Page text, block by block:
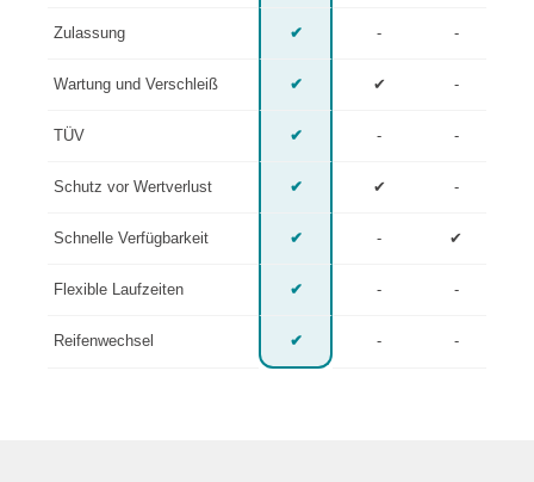
Zulassung ✔ - -
Wartung und Verschleiß ✔ ✔ -
TÜV ✔ - -
Schutz vor Wertverlust ✔ ✔ -
Schnelle Verfügbarkeit ✔ - ✔
Flexible Laufzeiten ✔ - -
Reifenwechsel ✔ - -